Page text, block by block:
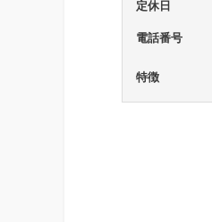
定休日
電話番号
特徴